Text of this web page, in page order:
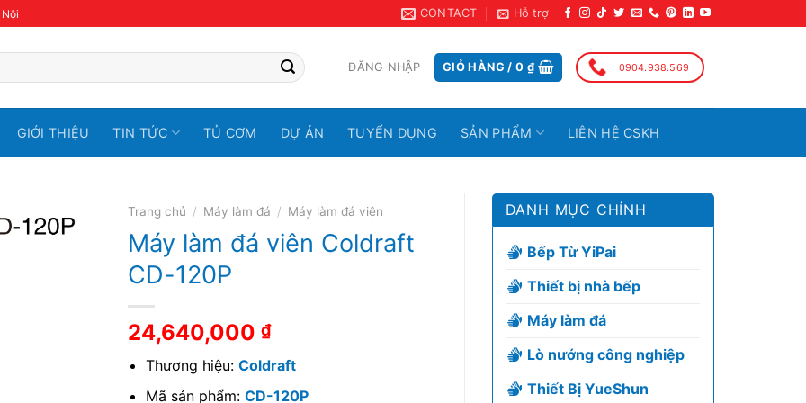
CONTACT Hỗ trợ
ĐĂNG NHẬP GIỎ HÀNG /0 ₫ 0904.938.569
GIỚI THIỆU TIN TỨC TỦ CƠM DỰ ÁN TUYỂN DỤNG SẢN PHẨM LIÊN HỆ CSKH
Trang chủ / Máy làm đá / Máy làm đá viên
Máy làm đá viên Coldraft
CD-120P
24,640,000 ₫
Thương hiệu:Coldraft
Mã sản phẩm:CD-120P
DANH MỤC CHÍNH
Bếp Từ YiPai
Thiết bị nhà bếp
Máy làm đá
Lò nướng công nghiệp
Thiết Bị YueShun